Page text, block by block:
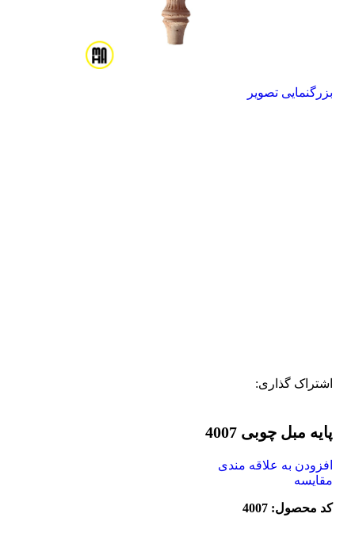
بزرگنمایی تصویر
اشتراک گذاری:
پایه مبل چوبی 4007
افزودن به علاقه مندی
مقایسه
کد محصول: 4007